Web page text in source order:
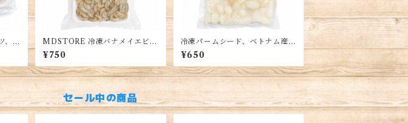
、ベ
パ
MDSTORE 冷凍バナメイエビ
頭なし、殻付き、中型エビ、ベ
トナム産、冷凍シーフード, smal
l shrimp, tép bạc
¥750
冷凍パームシード、ベトナム産、
500g、冷凍フルーツ、Palm Se
ed, Hạt Đác
¥650
セール中の商品